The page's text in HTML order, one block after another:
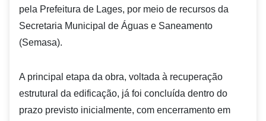
pela Prefeitura de Lages, por meio de recursos da
Secretaria Municipal de Águas e Saneamento
(Semasa).
A principal etapa da obra, voltada à recuperação
estrutural da edificação, já foi concluída dentro do
prazo previsto inicialmente, com encerramento em